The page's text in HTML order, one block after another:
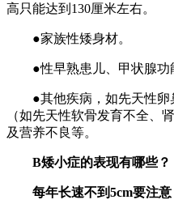
高只能达到130厘米左右。
●家族性矮身材。
●性早熟患儿、甲状腺功
●其他疾病，如先天性卵
（如先天性软骨发育不全、
及营养不良等。
B矮小症的表现有哪些？
每年长速不到5cm要注意